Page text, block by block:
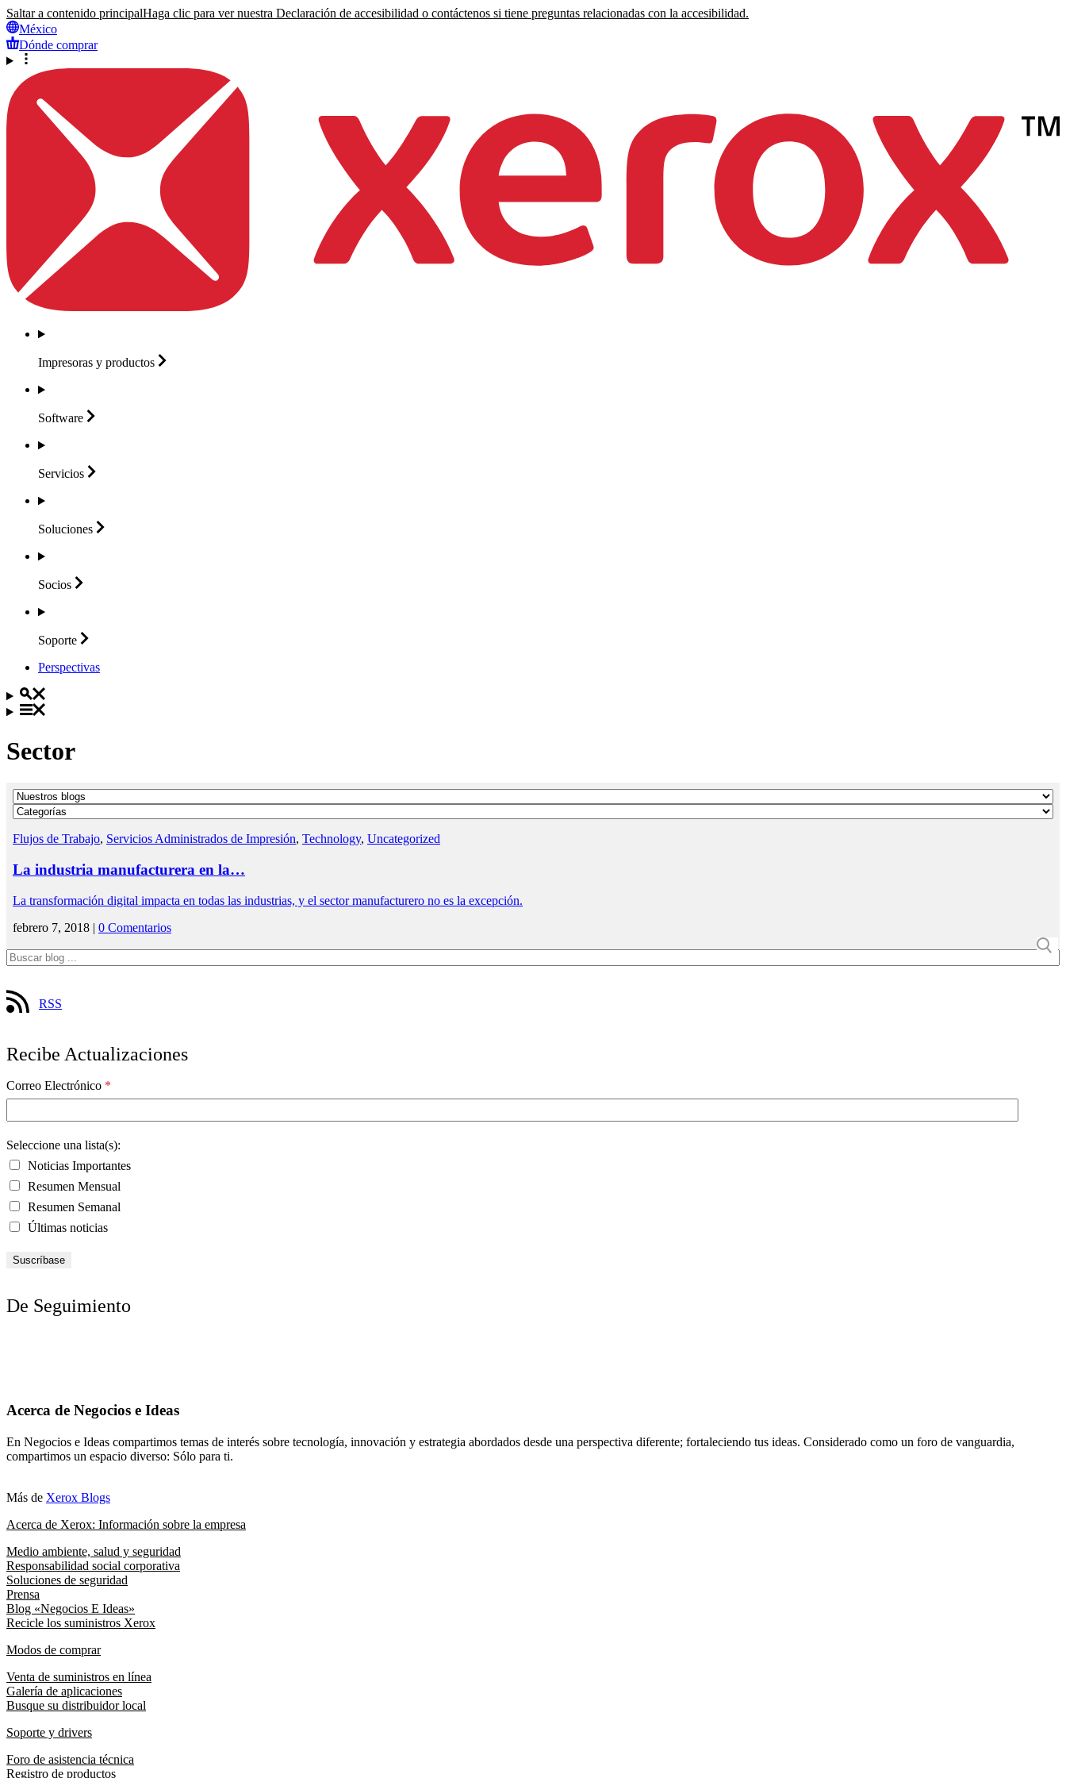
Saltar a contenido principalHaga clic para ver nuestra Declaración de accesibilidad o contáctenos si tiene preguntas relacionadas con la accesibilidad.
México
Dónde comprar
Impresoras y productos
Software
Servicios
Soluciones
Socios
Soporte
Perspectivas
Sector
Flujos de Trabajo, Servicios Administrados de Impresión, Technology, Uncategorized
La industria manufacturera en la…
La transformación digital impacta en todas las industrias, y el sector manufacturero no es la excepción.
febrero 7, 2018 | 0 Comentarios
RSS
Recibe Actualizaciones
Correo Electrónico *
Seleccione una lista(s):
Noticias Importantes
Resumen Mensual
Resumen Semanal
Últimas noticias
De Seguimiento
Acerca de Negocios e Ideas
En Negocios e Ideas compartimos temas de interés sobre tecnología, innovación y estrategia abordados desde una perspectiva diferente; fortaleciendo tus ideas. Considerado como un foro de vanguardia,
compartimos un espacio diverso: Sólo para ti.
Más de Xerox Blogs
Acerca de Xerox: Información sobre la empresa
Medio ambiente, salud y seguridad
Responsabilidad social corporativa
Soluciones de seguridad
Prensa
Blog «Negocios E Ideas»
Recicle los suministros Xerox
Modos de comprar
Venta de suministros en línea
Galería de aplicaciones
Busque su distribuidor local
Soporte y drivers
Foro de asistencia técnica
Registro de productos